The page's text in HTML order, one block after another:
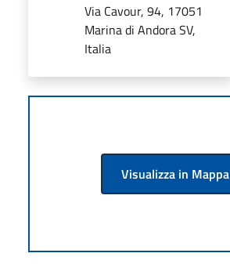
Via Cavour, 94, 17051
Marina di Andora SV,
Italia
Visualizza in Mappa